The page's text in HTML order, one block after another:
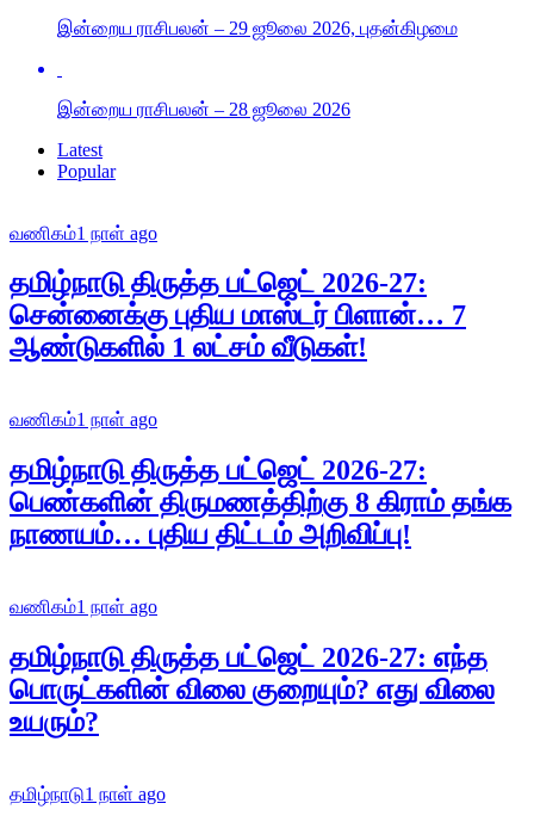
இன்றைய ராசிபலன் – 29 ஜூலை 2026, புதன்கிழமை
இன்றைய ராசிபலன் – 28 ஜூலை 2026
Latest
Popular
வணிகம்1 நாள் ago
தமிழ்நாடு திருத்த பட்ஜெட் 2026-27:
சென்னைக்கு புதிய மாஸ்டர் பிளான்… 7
ஆண்டுகளில் 1 லட்சம் வீடுகள்!
வணிகம்1 நாள் ago
தமிழ்நாடு திருத்த பட்ஜெட் 2026-27:
பெண்களின் திருமணத்திற்கு 8 கிராம் தங்க
நாணயம்… புதிய திட்டம் அறிவிப்பு!
வணிகம்1 நாள் ago
தமிழ்நாடு திருத்த பட்ஜெட் 2026-27: எந்த
பொருட்களின் விலை குறையும்? எது விலை
உயரும்?
தமிழ்நாடு1 நாள் ago